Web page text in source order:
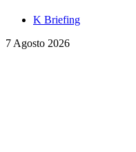
K Briefing
7 Agosto 2026